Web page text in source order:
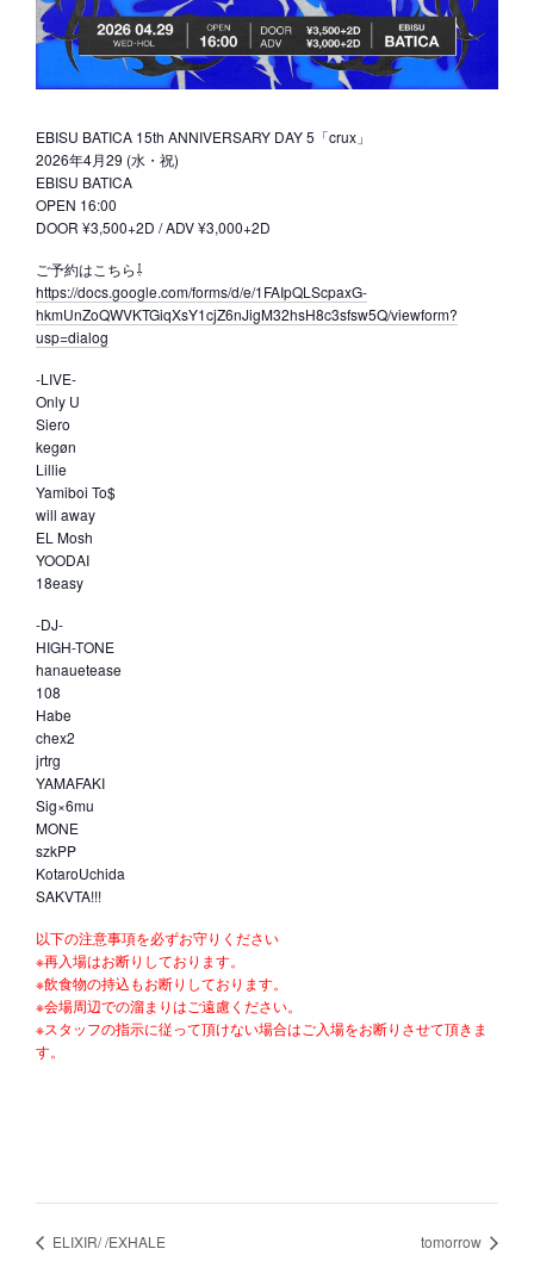
EBISU BATICA 15th ANNIVERSARY DAY 5「crux」
2026年4月29 (水・祝)
EBISU BATICA
OPEN 16:00
DOOR ¥3,500+2D / ADV ¥3,000+2D
ご予約はこちら⇩
https://docs.google.com/forms/d/e/1FAIpQLScpaxG-
hkmUnZoQWVKTGiqXsY1cjZ6nJigM32hsH8c3sfsw5Q/viewform?
usp=dialog
-LIVE-
Only U
Siero
kegøn
Lillie
Yamiboi To$
will away
EL Mosh
YOODAI
18easy
-DJ-
HIGH-TONE
hanauetease
108
Habe
chex2
jrtrg
YAMAFAKI
Sig×6mu
MONE
szkPP
KotaroUchida
SAKVTA!!!
以下の注意事項を必ずお守りください
※再入場はお断りしております。
※飲食物の持込もお断りしております。
※会場周辺での溜まりはご遠慮ください。
※スタッフの指示に従って頂けない場合はご入場をお断りさせて頂きま
す。
ELIXIR/ /EXHALE tomorrow